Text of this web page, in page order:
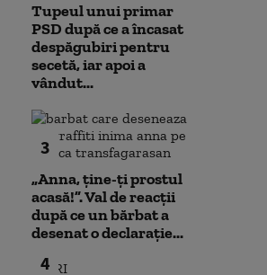
Tupeul unui primar
PSD după ce a încasat
despăgubiri pentru
secetă, iar apoi a
vândut...
3
„Anna, ţine-ţi prostul
acasă!”. Val de reacții
după ce un bărbat a
desenat o declarație...
4